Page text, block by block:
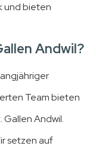
und bieten
Andwil?
Team bieten
Gallen Andwil.
setzen auf